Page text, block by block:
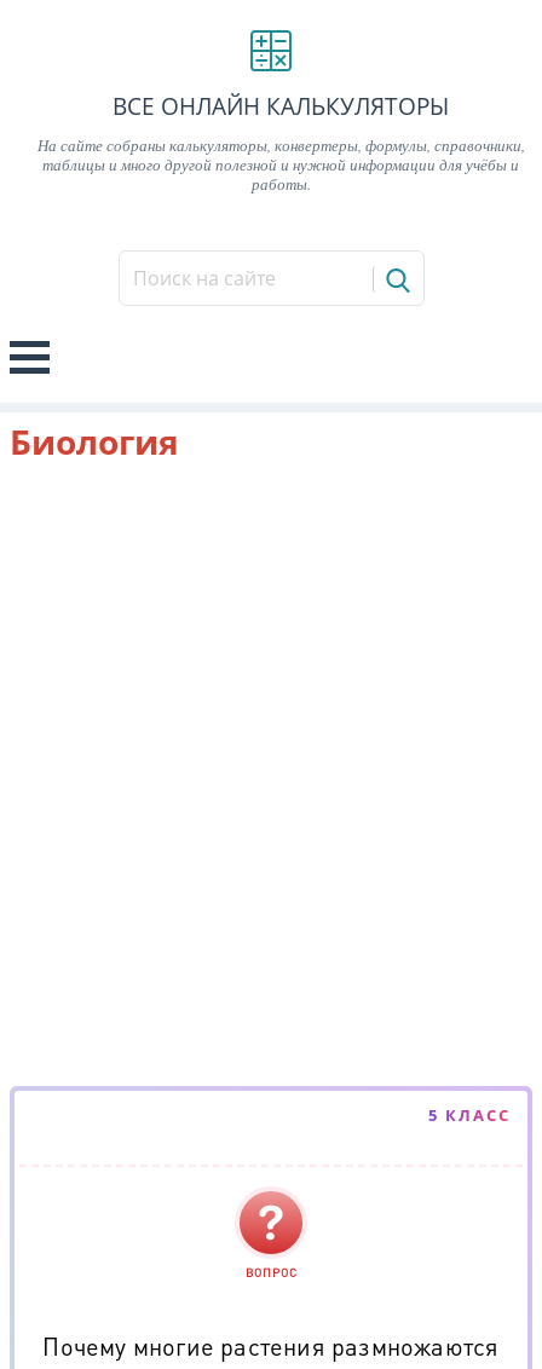
ВСЕ ОНЛАЙН КАЛЬКУЛЯТОРЫ
На сайте собраны калькуляторы, конвертеры, формулы, справочники,
таблицы и много другой полезной и нужной информации для учёбы и
работы.
Биология
5 КЛАСС
ВОПРОС
Почему многие растения размножаются